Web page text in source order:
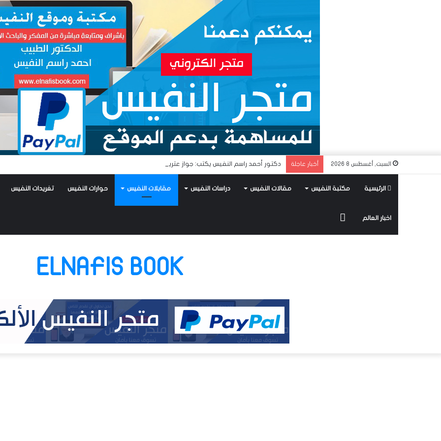
السبت, أغسطس 8 2026 أخبار عاجلة دكتور أحمد راسم النفيس يكتب: جواز عتريس من فؤادة باطل!! وجواز براقش من حُنين فاشل!!
الرئيسية مكتبة النفيس مقالات النفيس دراسات النفيس مقابلات النفيس حوارات النفيس تغريدات النفيس
اخبار العالم
ELNAFIS BOOK